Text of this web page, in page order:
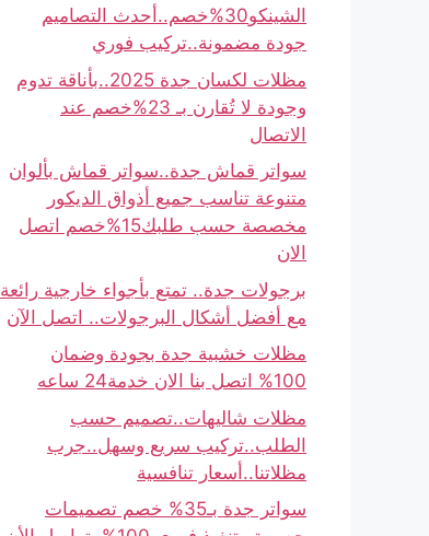
الشينكو30%خصم..أحدث التصاميم
جودة مضمونة..تركيب فوري
مظلات لكسان جدة 2025..بأناقة تدوم
وجودة لا تُقارن بـ 23%خصم عند
الاتصال
سواتر قماش جدة..سواتر قماش بألوان
متنوعة تناسب جميع أذواق الديكور
مخصصة حسب طلبك15%خصم اتصل
الان
برجولات جدة.. تمتع بأجواء خارجية رائعة
مع أفضل أشكال البرجولات.. اتصل الآن
مظلات خشبية جدة بجودة وضمان
100% اتصل بنا الان خدمة24 ساعه
مظلات شاليهات..تصميم حسب
الطلب..تركيب سريع وسهل..جرب
مظلاتنا..أسعار تنافسية
سواتر جدة بـ35% خصم تصميمات